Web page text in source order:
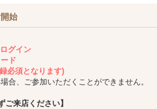
始
グイン
ド
必須となります)
、ご参加いただくことができません。
ご来店ください】